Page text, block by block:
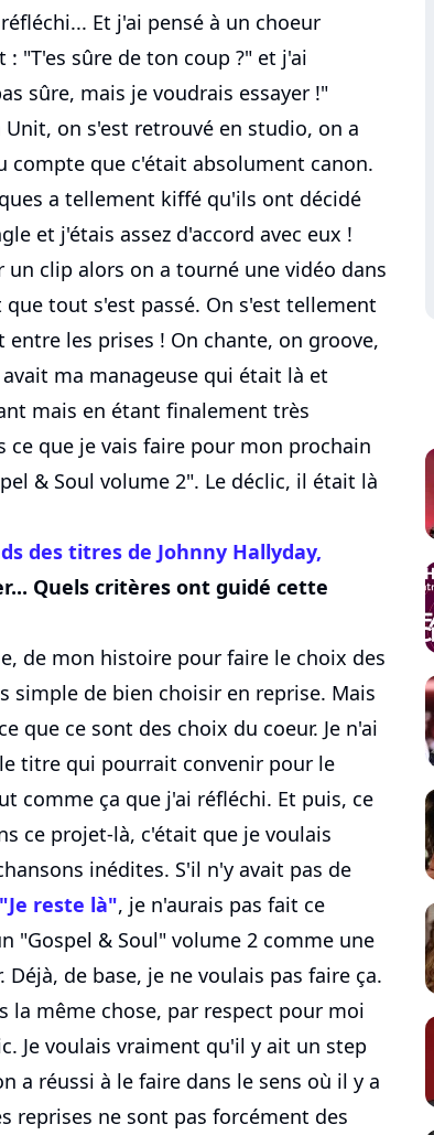
Et j'ai pensé à un choeur
"T'es sûre de ton coup ?" et j'ai
sûre, mais je voudrais essayer !"
Unit, on s'est retrouvé en studio, on a
compte que c'était absolument canon.
a tellement kiffé qu'ils ont décidé
et j'étais assez d'accord avec eux !
clip alors on a tourné une vidéo dans
tout s'est passé. On s'est tellement
les prises ! On chante, on groove,
ma manageuse qui était là et
mais en étant finalement très
ce que je vais faire pour mon prochain
& Soul volume 2". Le déclic, il était là
des titres de Johnny Hallyday,
Quels critères ont guidé cette
de mon histoire pour faire le choix des
simple de bien choisir en reprise. Mais
que ce sont des choix du coeur. Je n'ai
titre qui pourrait convenir pour le
comme ça que j'ai réfléchi. Et puis, ce
ce projet-là, c'était que je voulais
inédites. S'il n'y avait pas de
"Je reste là", je n'aurais pas fait ce
"Gospel & Soul" volume 2 comme une
de base, je ne voulais pas faire ça.
la même chose, par respect pour moi
Je voulais vraiment qu'il y ait un step
a réussi à le faire dans le sens où il y a
reprises ne sont pas forcément des